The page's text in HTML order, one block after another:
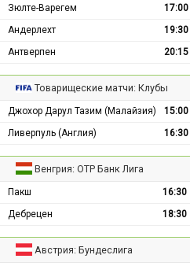
Зюлте-Варегем
17:00
Андерлехт
19:30
Антверпен
20:15
Товарищеские матчи: Клубы
Джохор Дарул Тазим (Малайзия) 15:00
Ливерпуль (Англия)
16:30
Венгрия: ОТР Банк Лига
Пакш 16:30
Дебрецен
18:30
Австрия: Бундеслига